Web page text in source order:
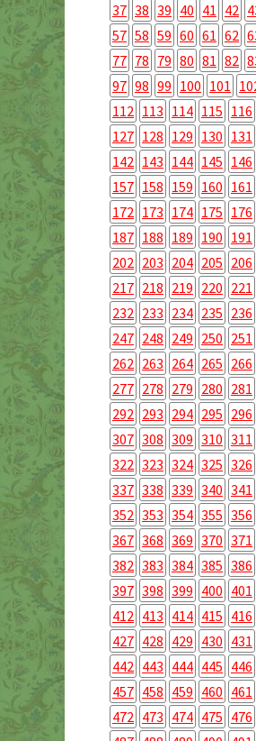
37 38 39 40 41 42
57 58 59 60 61 62
77 78 79 80 81 82
97 98 99 100 101
112 113 114 115 116
127 128 129 130 131
142 143 144 145 146
157 158 159 160 161
172 173 174 175 176
187 188 189 190 191
202 203 204 205 206
217 218 219 220 221
232 233 234 235 236
247 248 249 250 251
262 263 264 265 266
277 278 279 280 281
292 293 294 295 296
307 308 309 310 311
322 323 324 325 326
337 338 339 340 341
352 353 354 355 356
367 368 369 370 371
382 383 384 385 386
397 398 399 400 401
412 413 414 415 416
427 428 429 430 431
442 443 444 445 446
457 458 459 460 461
472 473 474 475 476